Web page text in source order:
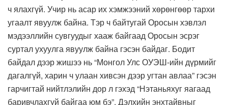
ч ялахгүй. Учир нь асар их хэмжээний хөрөнгөөр тархи
угаалт явуулж байна. Тэр ч байтугай Оросын хэвлэл
мэдээллийн сувгуудыг хааж байгаад Оросын эсрэг
суртал ухуулга явуулж байна гэсэн байдаг. Бодит
байдал дээр жишээ нь “Монгол Улс ОУЭШ-ийн дүрмийг
дагалгүй, харин ч улаан хивсэн дээр угтан авлаа” гэсэн
гарчигтай нийтлэлийн дор л гэхэд “Нэтаньяхуг яагаад
баривчлахгүй байгаа юм бэ”, Дэлхийн энхтайвныг